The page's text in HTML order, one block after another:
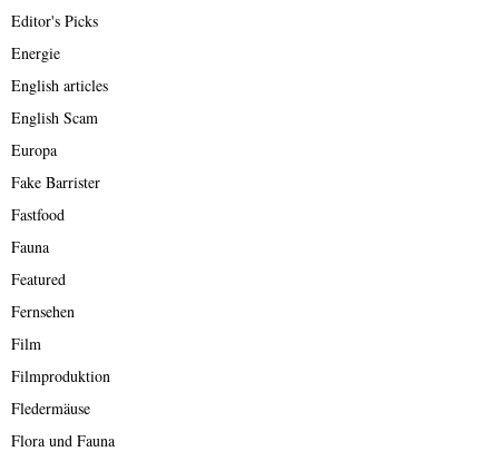
Editor's Picks
Energie
English articles
English Scam
Europa
Fake Barrister
Fastfood
Fauna
Featured
Fernsehen
Film
Filmproduktion
Fledermäuse
Flora und Fauna